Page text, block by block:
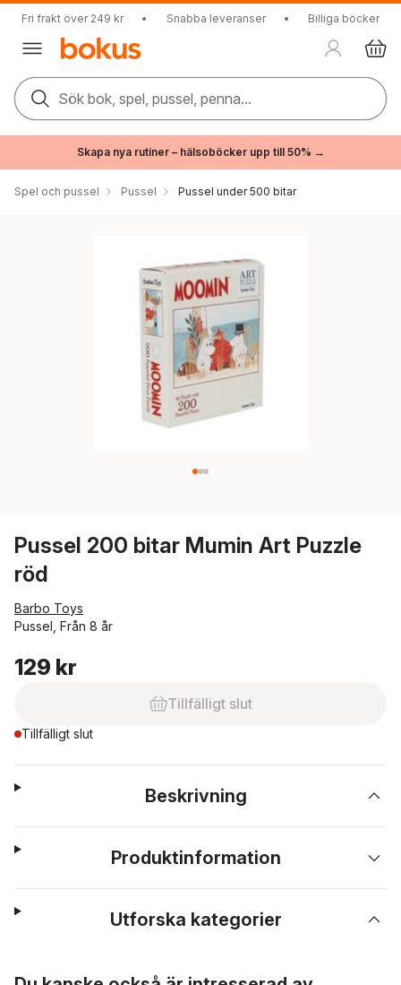
Fri frakt över 249 kr • Snabba leveranser • Billiga böcker
Sök bok, spel, pussel, penna...
Skapa nya rutiner – hälsoböcker upp till 50% →
Spel och pussel Pussel Pussel under 500 bitar
Pussel 200 bitar Mumin Art Puzzle
röd
Barbo Toys
Pussel, Från 8 år
129 kr
Tillfälligt slut
Tillfälligt slut
Beskrivning
Produktinformation
Utforska kategorier